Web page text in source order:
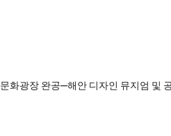
화광장 완공—해안 디자인 뮤지엄 및